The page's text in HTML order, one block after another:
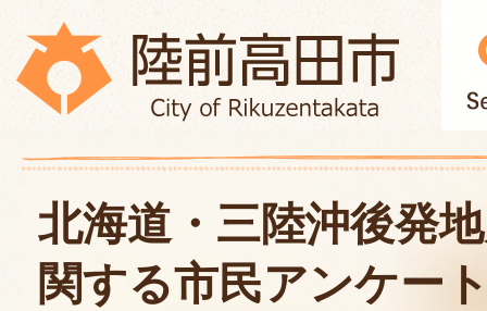
北海道・三陸沖後発
関する市民アンケー